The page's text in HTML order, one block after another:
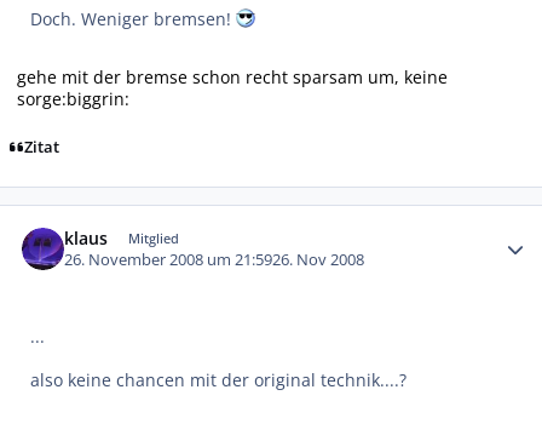
Doch. Weniger bremsen!
gehe mit der bremse schon recht sparsam um, keine
sorge:biggrin:
Zitat
klaus Mitglied
26. November 2008 um 21:5926. Nov 2008
...
also keine chancen mit der original technik....?